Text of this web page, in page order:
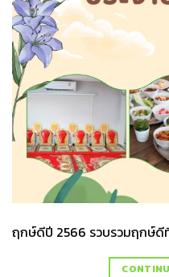
ฤกษ์ดีปี 2566 รวบรวมฤกษ์